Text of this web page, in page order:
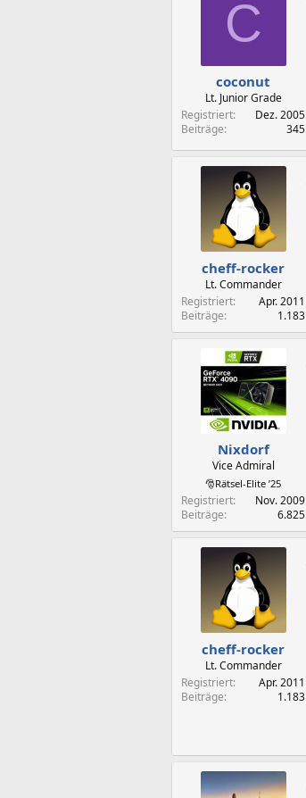
C
coconut
Lt. Junior Grade
Registriert
Dez. 2005
Beiträge
345
cheff-rocker
Lt. Commander
Registriert
Apr. 2011
Beiträge
1.183
Nixdorf
Vice Admiral
🎅Rätsel-Elite ’25
Registriert
Nov. 2009
Beiträge
6.825
cheff-rocker
Lt. Commander
Registriert
Apr. 2011
Beiträge
1.183